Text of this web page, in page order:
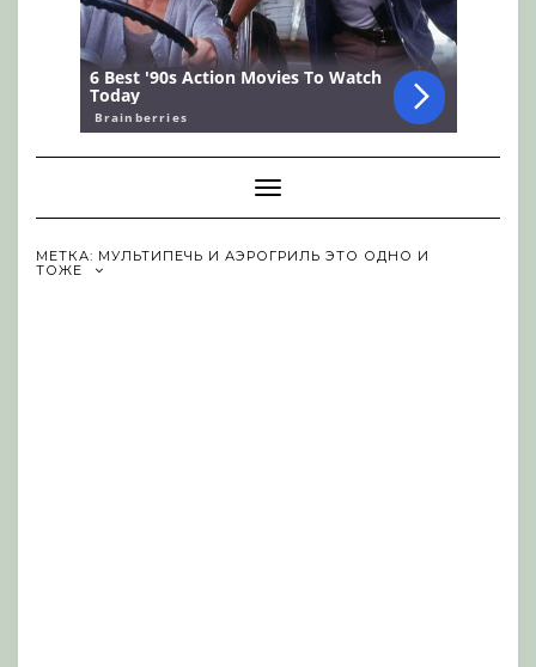
Toggle
Navigation
МЕТКА: МУЛЬТИПЕЧЬ И АЭРОГРИЛЬ ЭТО ОДНО И
ТОЖЕ